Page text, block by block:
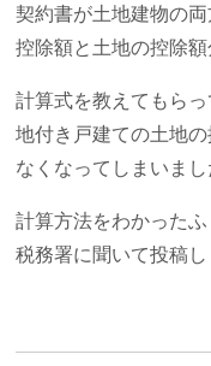
契約書が土地建物の
控除額と土地の控除額
計算式を教えてもら
地付き戸建ての土地
なくなってしまいまし
計算方法をわかった
税務署に聞いて投稿し